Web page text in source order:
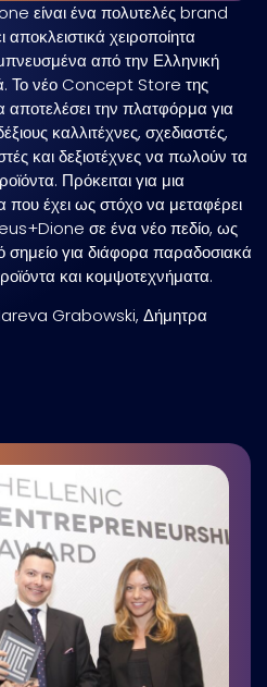
είναι ένα πολυτελές brand
αποκλειστικά χειροποίητα
από την Ελληνική
Το νέο Concept Store της
αποτελέσει την πλατφόρμα για
καλλιτέχνες, σχεδιαστές,
και δεξιοτέχνες να πωλούν τα
Πρόκειται για μια
που έχει ως στόχο να μεταφέρει
σε ένα νέο πεδίο, ως
σημείο για διάφορα παραδοσιακά
και κομψοτεχνήματα.
Grabowski, Δήμητρα